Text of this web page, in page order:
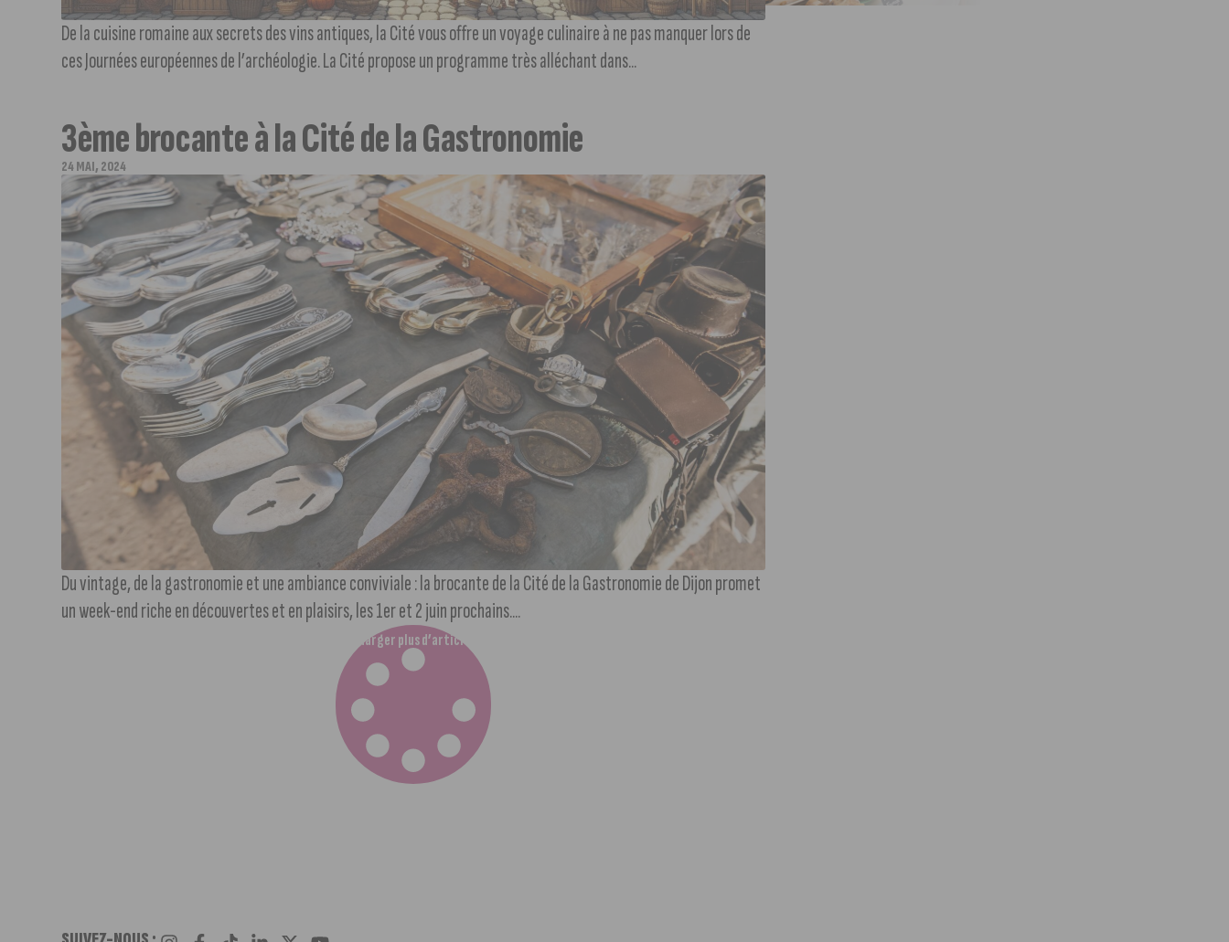
De la cuisine romaine aux secrets des vins antiques, la Cité vous offre un voyage culinaire à ne pas manquer lors de
ces Journées européennes de l’archéologie. La Cité propose un programme très alléchant dans...
3ème brocante à la Cité de la Gastronomie
24 MAI, 2024
Du vintage, de la gastronomie et une ambiance conviviale : la brocante de la Cité de la Gastronomie de Dijon promet
un week-end riche en découvertes et en plaisirs, les 1er et 2 juin prochains....
Charger plus d’articles